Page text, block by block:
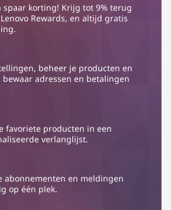
spaar korting! Krijg tot 9% terug
Rewards, en altijd gratis
beheer je producten en
adressen en betalingen
favoriete producten in een
verlanglijst.
abonnementen en meldingen
op één plek.